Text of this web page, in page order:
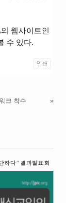
웹사이트인
수 있다.
인쇄
크 착수
»
하다” 결과발표회